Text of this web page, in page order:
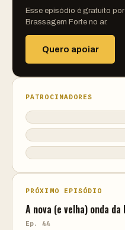
Esse episódio é gratuito
Brassagem Forte no ar.
Quero apoiar
PATROCINADORES
PRÓXIMO EPISÓDIO
A nova (e velha) onda
Ep. 44